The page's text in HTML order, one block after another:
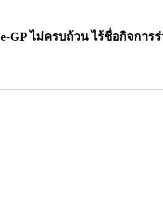
ไม่ครบถ้วน ไร้ชื่อกิจการ